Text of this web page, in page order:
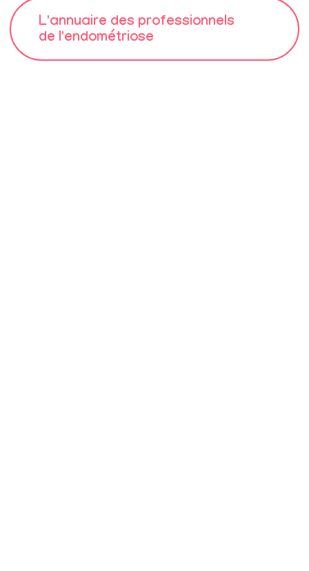
L'annuaire des professionnels
de l'endométriose